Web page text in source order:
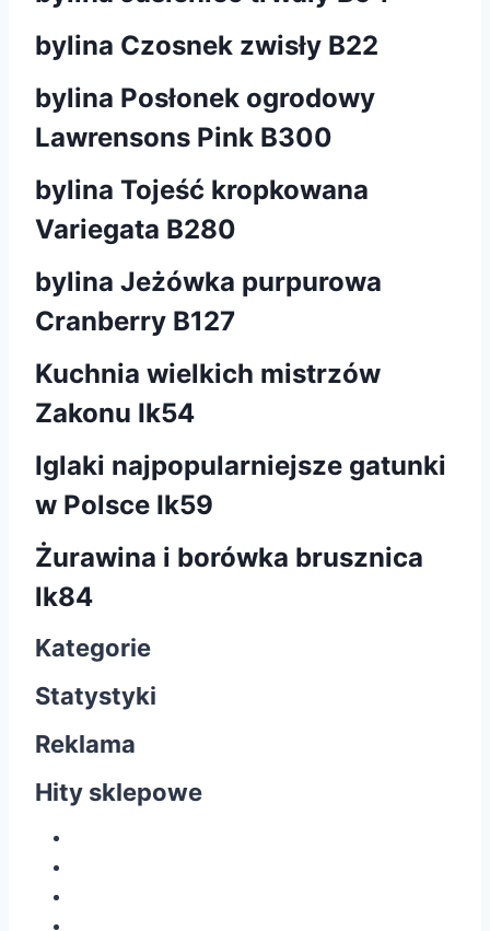
bylina Czosnek zwisły B22
bylina Posłonek ogrodowy
Lawrensons Pink B300
bylina Tojeść kropkowana
Variegata B280
bylina Jeżówka purpurowa
Cranberry B127
Kuchnia wielkich mistrzów
Zakonu Ik54
Iglaki najpopularniejsze gatunki
w Polsce Ik59
Żurawina i borówka brusznica
lk84
Kategorie
Statystyki
Reklama
Hity sklepowe